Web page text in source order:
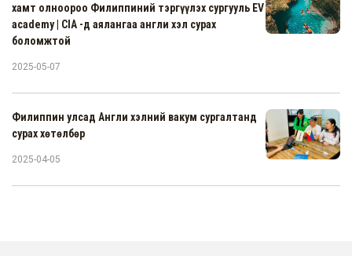
хамт олноороо Филиппиний тэргүүлэх сургууль EV
academy | CIA -д аялангаа англи хэл сурах
боломжтой
2025-05-07
Филиппин улсад Англи хэлний вакум сургалтанд
сурах хөтөлбөр
2025-04-05